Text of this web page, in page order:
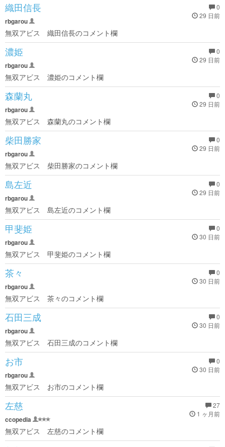
0
29 日前
織田信長
rbgarou
無双アビス 織田信長のコメント欄
0
29 日前
濃姫
rbgarou
無双アビス 濃姫のコメント欄
0
29 日前
森蘭丸
rbgarou
無双アビス 森蘭丸のコメント欄
0
29 日前
柴田勝家
rbgarou
無双アビス 柴田勝家のコメント欄
0
29 日前
島左近
rbgarou
無双アビス 島左近のコメント欄
0
30 日前
甲斐姫
rbgarou
無双アビス 甲斐姫のコメント欄
0
30 日前
茶々
rbgarou
無双アビス 茶々のコメント欄
0
30 日前
石田三成
rbgarou
無双アビス 石田三成のコメント欄
0
30 日前
お市
rbgarou
無双アビス お市のコメント欄
27
1 ヶ月前
左慈
ccopedia
無双アビス 左慈のコメント欄